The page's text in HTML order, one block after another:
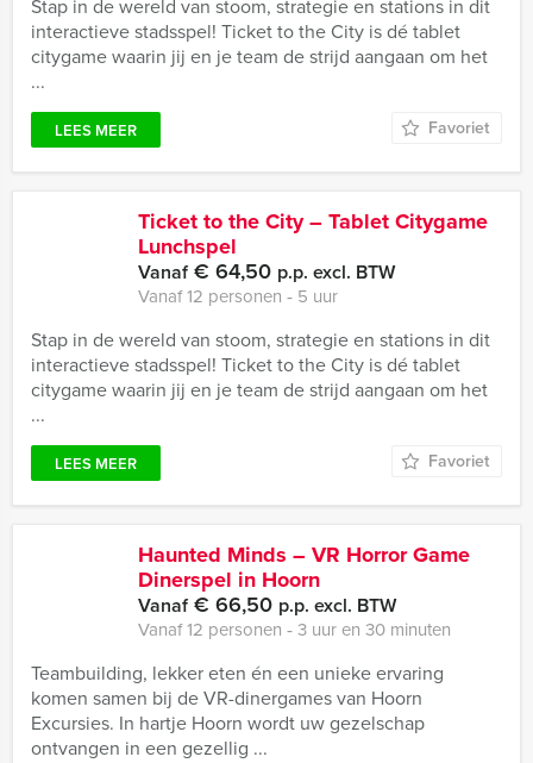
Stap in de wereld van stoom, strategie en stations in dit
interactieve stadsspel! Ticket to the City is dé tablet
citygame waarin jij en je team de strijd aangaan om het
...
LEES MEER Favoriet
Ticket to the City – Tablet Citygame
Lunchspel
Vanaf€ 64,50 p.p. excl. BTW
Vanaf 12 personen ‐ 5 uur
Stap in de wereld van stoom, strategie en stations in dit
interactieve stadsspel! Ticket to the City is dé tablet
citygame waarin jij en je team de strijd aangaan om het
...
LEES MEER Favoriet
Haunted Minds – VR Horror Game
Dinerspel in Hoorn
Vanaf€ 66,50 p.p. excl. BTW
Vanaf 12 personen ‐ 3 uur en 30 minuten
Teambuilding, lekker eten én een unieke ervaring
komen samen bij de VR-dinergames van Hoorn
Excursies. In hartje Hoorn wordt uw gezelschap
ontvangen in een gezellig ...